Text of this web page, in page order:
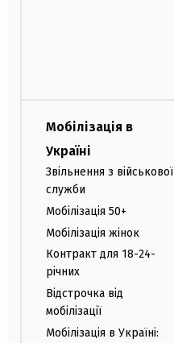
Мобілізація в
Україні
Звільнення з військової
служби
Мобілізація 50+
Мобілізація жінок
Контракт для 18-24-
річних
Відстрочка від
мобілізації
Мобілізація в Україні: